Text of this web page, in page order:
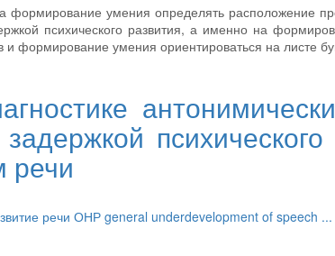
формирование умения определять расположение
психического развития, а именно на
формирование умения ориентироваться на листе
речи
речи ОНР general underdevelopment of speech ...